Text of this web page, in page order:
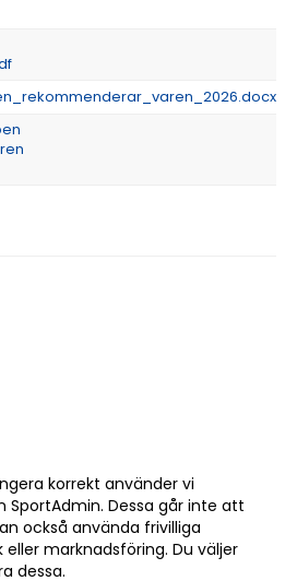
korrekt använder vi
SportAdmin. Dessa går inte att
också använda frivilliga
marknadsföring. Du väljer
dessa.